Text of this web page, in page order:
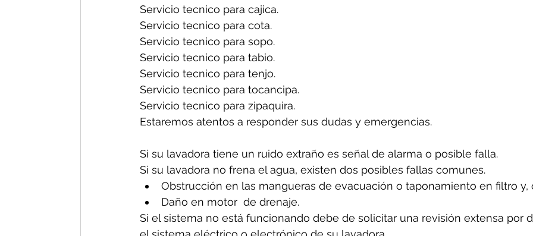
Servicio tecnico para cajica.
Servicio tecnico para cota.
Servicio tecnico para sopo.
Servicio tecnico para tabio.
Servicio tecnico para tenjo.
Servicio tecnico para tocancipa.
Servicio tecnico para zipaquira.
Estaremos atentos a responder sus dudas y emergencias.
Si su lavadora tiene un ruido extraño es señal de alarma o posible falla.
Si su lavadora no frena el agua, existen dos posibles fallas comunes.
Obstrucción en las mangueras de evacuación o taponamiento en filtro y,
Daño en motor  de drenaje.
Si el sistema no está funcionando debe de solicitar una revisión extensa por